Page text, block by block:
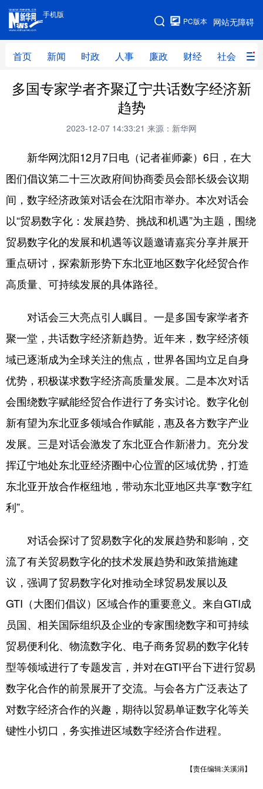
手机版
网站无障碍
PC版本
首页 新闻 时政 人事 廉政 财经 社会 科
手机版
网站地图
首页 新闻 时政 人事
体育 视频 直播 无人机
地方频道
辽宁 吉林 上海 江苏
浙江 安徽
广东 广西 海南 重庆
四川 贵州 云南 西藏
陕西 甘肃 青海 宁夏
新疆 内蒙古 黑龙江
多语种频道
多国专家学者齐聚辽宁共话数字经济新
趋势
2023-12-07 14:33:21 来源：新华网
新华网沈阳12月7日电（记者崔师豪）6日，在大
图们倡议第二十三次政府间协商委员会部长级会议期
间，数字经济政策对话会在沈阳市举办。本次对话会
以“贸易数字化：发展趋势、挑战和机遇”为主题，围绕
贸易数字化的发展和机遇等议题邀请嘉宾分享并展开
重点研讨，探索新形势下东北亚地区数字化经贸合作
高质量、可持续发展的具体路径。
对话会三大亮点引人瞩目。一是多国专家学者齐
聚一堂，共话数字经济新趋势。近年来，数字经济领
域已逐渐成为全球关注的焦点，世界各国均立足自身
优势，积极谋求数字经济高质量发展。二是本次对话
会围绕数字赋能经贸合作进行了务实讨论。数字化创
新有望为东北亚多领域合作赋能，惠及各方数字产业
发展。三是对话会激发了东北亚合作新潜力。充分发
挥辽宁地处东北亚经济圈中心位置的区域优势，打造
东北亚开放合作枢纽地，带动东北亚地区共享“数字红
利”。
对话会探讨了贸易数字化的发展趋势和影响，交
流了有关贸易数字化的技术发展趋势和政策措施建
议，强调了贸易数字化对推动全球贸易发展以及
GTI（大图们倡议）区域合作的重要意义。来自GTI成
员国、相关国际组织及企业的专家围绕数字和可持续
贸易便利化、物流数字化、电子商务贸易的数字化转
型等领域进行了专题发言，并对在GTI平台下进行贸易
数字化合作的前景展开了交流。与会各方广泛表达了
对数字经济合作的兴趣，期待以贸易单证数字化等关
键性小切口，务实推进区域数字经济合作进程。
【责任编辑:关溪涓】